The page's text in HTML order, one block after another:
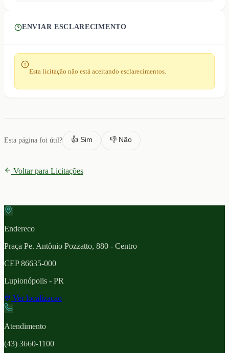
ENVIAR ESCLARECIMENTO
Esta licitação não está aceitando esclarecimentos.
Esta página foi útil? 👍 Sim 👎 Não
Voltar para Licitações
Endereco
Praça Pe. Antônio Pozzatto, 880 - Centro
CEP86635-000
Lupionópolis - PR
Ver localizacao
Atendimento
(43) 3660-1100